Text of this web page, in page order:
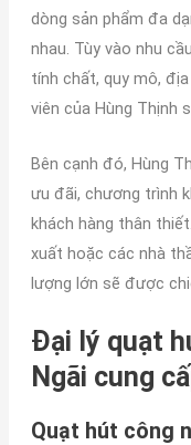
dòng sản phẩm đa
nhau. Tùy vào nhu
tính chất, quy mô,
viên của Hùng Thịnh
Bên cạnh đó, Hùng
ưu đãi, chương trình
khách hàng thân
xuất hoặc các nhà
lượng lớn sẽ được
Đại lý quạt
Ngãi cung
Quạt hút công